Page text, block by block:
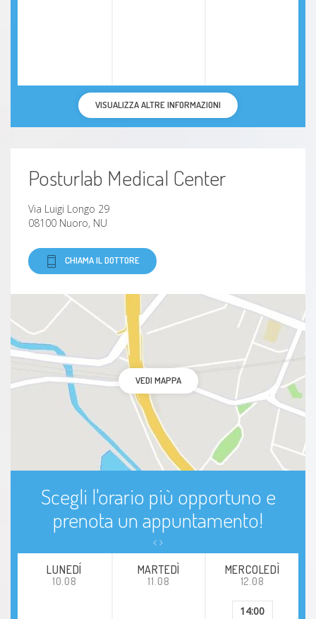
VISUALIZZA ALTRE INFORMAZIONI
Posturlab Medical Center
Via Luigi Longo 29
08100 Nuoro, NU
CHIAMA IL DOTTORE
VEDI MAPPA
Scegli l'orario più opportuno e
prenota un appuntamento!
LUNEDÍ
10.08
MARTEDÌ
11.08
MERCOLEDÌ
12.08
14:00